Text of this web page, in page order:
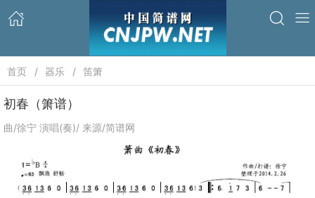
首页 器乐 笛箫
初春（箫谱）
曲/徐宁 演唱(奏)/ 来源/简谱网